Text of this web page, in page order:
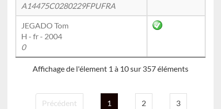
A14475C0280229FPUFRA
JEGADO Tom
H - fr - 2004
0
Affichage de l'élement 1 à 10 sur 357 éléments
Précédent 1 2 3